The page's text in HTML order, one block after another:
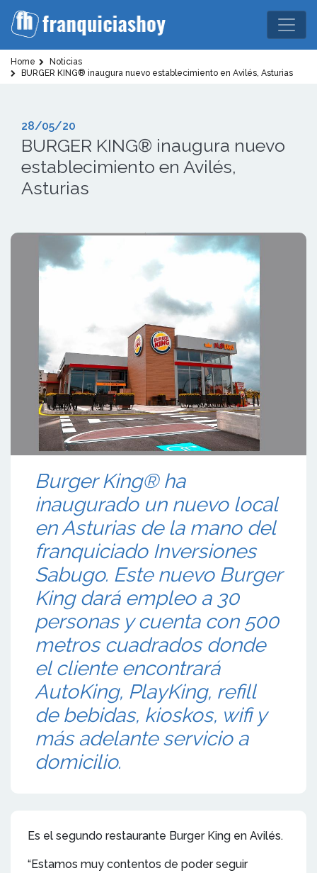
Home
Noticias
BURGER KING® inaugura nuevo establecimiento en Avilés, Asturias
28/05/20
BURGER KING® inaugura nuevo
establecimiento en Avilés,
Asturias
Burger King® ha
inaugurado un nuevo local
en Asturias de la mano del
franquiciado Inversiones
Sabugo. Este nuevo Burger
King dará empleo a 30
personas y cuenta con 500
metros cuadrados donde
el cliente encontrará
AutoKing, PlayKing, refill
de bebidas, kioskos, wifi y
más adelante servicio a
domicilio.
Es el segundo restaurante Burger King en Avilés.
“Estamos muy contentos de poder seguir